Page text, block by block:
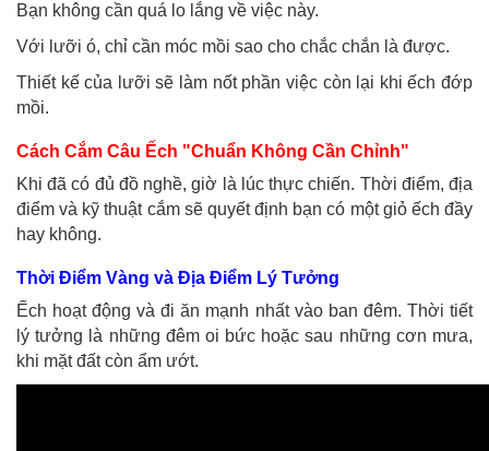
Bạn không cần quá lo lắng về việc này.
Với lưỡi ó, chỉ cần móc mồi sao cho chắc chắn là được.
Thiết kế của lưỡi sẽ làm nốt phần việc còn lại khi ếch đớp
mồi.
Cách Cắm Câu Ếch "Chuẩn Không Cần Chỉnh"
Khi đã có đủ đồ nghề, giờ là lúc thực chiến. Thời điểm, địa
điểm và kỹ thuật cắm sẽ quyết định bạn có một giỏ ếch đầy
hay không.
Thời Điểm Vàng và Địa Điểm Lý Tưởng
Ếch hoạt động và đi ăn mạnh nhất vào ban đêm. Thời tiết
lý tưởng là những đêm oi bức hoặc sau những cơn mưa,
khi mặt đất còn ẩm ướt.